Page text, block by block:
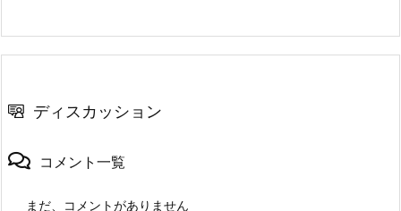
ディスカッション
コメント一覧
まだ、コメントがありません